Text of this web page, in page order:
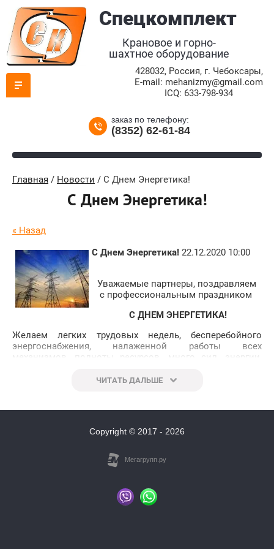
Спецкомплект
Крановое и горно-
шахтное оборудование
428032, Россия, г. Чебоксары,
E-mail: mehanizmy@gmail.com
ICQ: 633-798-934
заказ по телефону:
(8352) 62-61-84
Главная / Новости / С Днем Энергетика!
С Днем Энергетика!
« Назад
С Днем Энергетика! 22.12.2020 10:00
Уважаемые партнеры, поздравляем
с профессиональным праздником
С ДНЕМ ЭНЕРГЕТИКА!
Желаем легких трудовых недель, бесперебойного
энергоснабжения, налаженной работы всех
механизмов, полноты ресурсов, много сил, энергии,
ЧИТАТЬ ДАЛЬШЕ
Copyright © 2017 - 2026